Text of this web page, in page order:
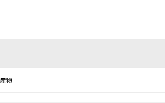
産物